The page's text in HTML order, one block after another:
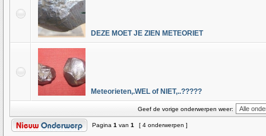
DEZE MOET JE ZIEN METEORIET
Meteorieten,.WEL of NIET,..?????
Geef de vorige onderwerpen weer:
Pagina 1 van 1 [ 4 onderwerpen ]